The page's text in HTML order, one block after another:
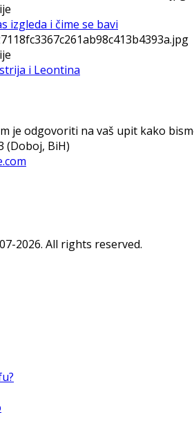
izgleda i čime se bavi
i Leontina
je odgovoriti na vaš upit kako
(Doboj, BiH)
2026. All rights reserved.